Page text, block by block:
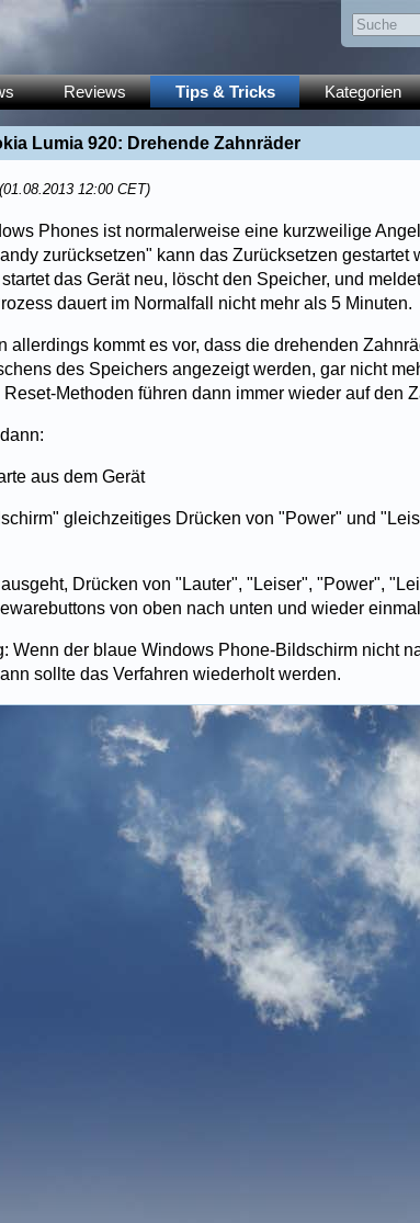
Reviews Tips & Tricks Kategorien
Lumia 920: Drehende Zahnräder
(01.08.2013 12:00 CET)
Phones ist normalerweise eine kurzweilige
zurücksetzen" kann das Zurücksetzen gestartet
das Gerät neu, löscht den Speicher, und
dauert im Normalfall nicht mehr als 5 Minuten.
allerdings kommt es vor, dass die drehenden
des Speichers angezeigt werden, gar nicht
Methoden führen dann immer wieder auf den
aus dem Gerät
gleichzeitiges Drücken von "Power" und
Drücken von "Lauter", "Leiser", "Power",
von oben nach unten und wieder
Wenn der blaue Windows Phone-Bildschirm nicht
sollte das Verfahren wiederholt werden.